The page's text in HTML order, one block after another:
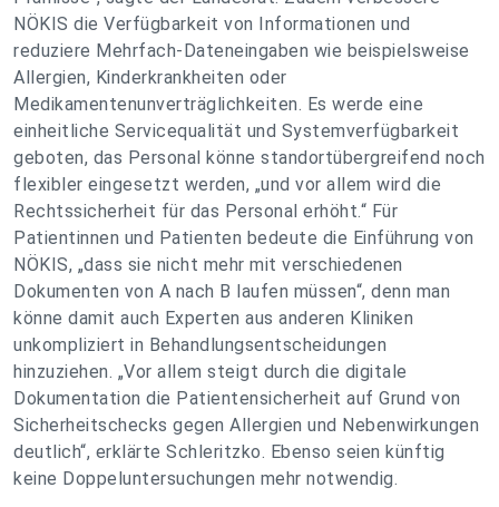
NÖKIS die Verfügbarkeit von Informationen und
reduziere Mehrfach-Dateneingaben wie beispielsweise
Allergien, Kinderkrankheiten oder
Medikamentenunverträglichkeiten. Es werde eine
einheitliche Servicequalität und Systemverfügbarkeit
geboten, das Personal könne standortübergreifend noch
flexibler eingesetzt werden, „und vor allem wird die
Rechtssicherheit für das Personal erhöht.“ Für
Patientinnen und Patienten bedeute die Einführung von
NÖKIS, „dass sie nicht mehr mit verschiedenen
Dokumenten von A nach B laufen müssen“, denn man
könne damit auch Experten aus anderen Kliniken
unkompliziert in Behandlungsentscheidungen
hinzuziehen. „Vor allem steigt durch die digitale
Dokumentation die Patientensicherheit auf Grund von
Sicherheitschecks gegen Allergien und Nebenwirkungen
deutlich“, erklärte Schleritzko. Ebenso seien künftig
keine Doppeluntersuchungen mehr notwendig.